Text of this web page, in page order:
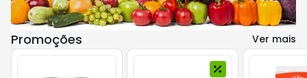
Promoções Ver mais